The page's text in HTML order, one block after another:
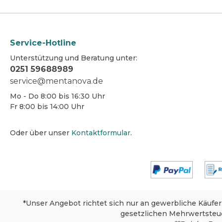
Service-Hotline
Unterstützung und Beratung unter:
0251 59688989
service@mentanova.de
Mo - Do 8:00 bis 16:30 Uhr
Fr 8:00 bis 14:00 Uhr
Oder über unser Kontaktformular.
*Unser Angebot richtet sich nur an gewerbliche
gesetzlichen